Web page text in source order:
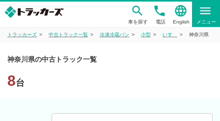
車を探す
phone
電話
language
English
menu
メニュー
トラッカーズ 中古トラック一覧 冷凍冷蔵バン 小型 いすゞ 神奈川県
神奈川県の中古トラック一覧
8台